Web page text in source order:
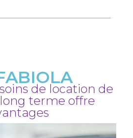
de location de
terme offre